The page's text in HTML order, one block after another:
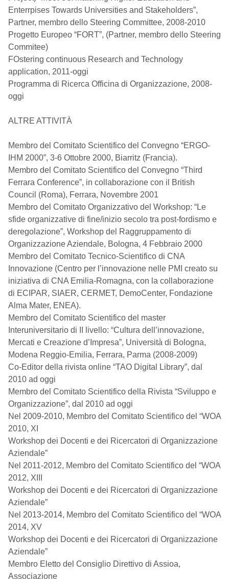
Enterrpises Towards Universities and Stakeholders”,
Partner, membro dello Steering Committee, 2008-2010
Progetto Europeo “FORT”, (Partner, membro dello Steering
Commitee)
FOstering continuous Research and Technology
application, 2011-oggi
Programma di Ricerca Officina di Organizzazione, 2008-
oggi
ALTRE ATTIVITÀ
Membro del Comitato Scientifico del Convegno “ERGO-
IHM 2000”, 3-6 Ottobre 2000, Biarritz (Francia).
Membro del Comitato Scientifico del Convegno “Third
Ferrara Conference”, in collaborazione con il British
Council (Roma), Ferrara, Novembre 2001
Membro del Comitato Organizzativo del Workshop: “Le
sfide organizzative di fine/inizio secolo tra post-fordismo e
deregolazione”, Workshop del Raggruppamento di
Organizzazione Aziendale, Bologna, 4 Febbraio 2000
Membro del Comitato Tecnico-Scientifico di CNA
Innovazione (Centro per l’innovazione nelle PMI creato su
iniziativa di CNA Emilia-Romagna, con la collaborazione
di ECIPAR, SIAER, CERMET, DemoCenter, Fondazione
Alma Mater, ENEA).
Membro del Comitato Scientifico del master
Interuniversitario di II livello: “Cultura dell’innovazione,
Mercati e Creazione d’Impresa”, Università di Bologna,
Modena Reggio-Emilia, Ferrara, Parma (2008-2009)
Co-Editor della rivista online “TAO Digital Library”, dal
2010 ad oggi
Membro del Comitato Scientifico della Rivista “Sviluppo e
Organizzazione”, dal 2010 ad oggi
Nel 2009-2010, Membro del Comitato Scientifico del “WOA
2010, XI
Workshop dei Docenti e dei Ricercatori di Organizzazione
Aziendale”
Nel 2011-2012, Membro del Comitato Scientifico del “WOA
2012, XIII
Workshop dei Docenti e dei Ricercatori di Organizzazione
Aziendale”
Nel 2013-2014, Membro del Comitato Scientifico del “WOA
2014, XV
Workshop dei Docenti e dei Ricercatori di Organizzazione
Aziendale”
Membro Eletto del Consiglio Direttivo di Assioa,
Associazione